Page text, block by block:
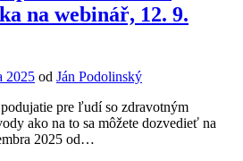
na webinář, 12. 9.
2025 od Ján Podolinský
pre ľudí so zdravotným
ako na to sa môžete dozvedieť na
2025 od…